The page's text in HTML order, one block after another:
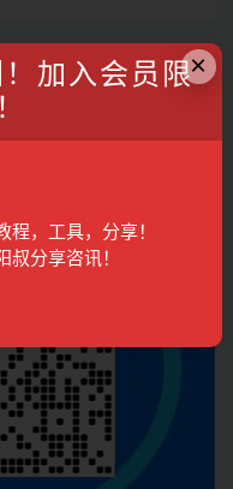
×
加入会员限
程，工具，分享！
叔分享咨讯！